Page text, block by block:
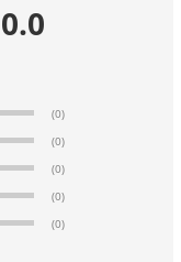
0.0
(0)
(0)
(0)
(0)
(0)